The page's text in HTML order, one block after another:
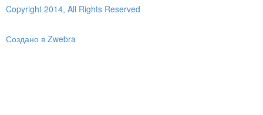
Copyright 2014, All Rights Reserved
Создано в Zwebra